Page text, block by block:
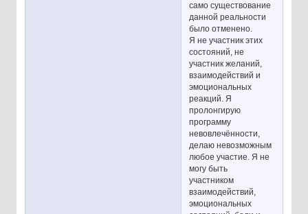
само существование
данной реальности
было отменено.
Я не участник этих
состояний, не
участник желаний,
взаимодействий и
эмоциональных
реакций. Я
пролонгирую
программу
невовлечённости,
делаю невозможным
любое участие. Я не
могу быть
участником
взаимодействий,
эмоциональных